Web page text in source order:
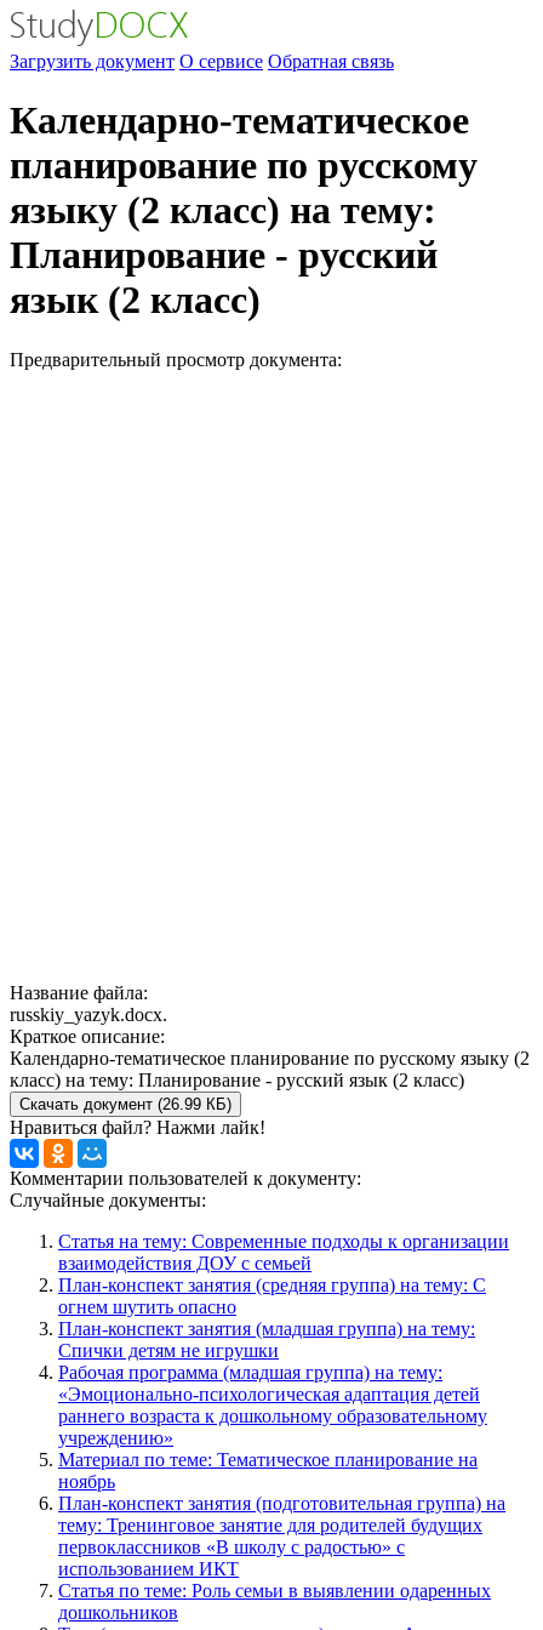
Загрузить документ О сервисе Обратная связь
Календарно-тематическое
планирование по русскому
языку (2 класс) на тему:
Планирование - русский
язык (2 класс)
Предварительный просмотр документа:
Название файла:
russkiy_yazyk.docx.
Краткое описание:
Календарно-тематическое планирование по русскому языку (2
класс) на тему: Планирование - русский язык (2 класс)
Скачать документ (26.99 КБ)
Нравиться файл? Нажми лайк!
Комментарии пользователей к документу:
Случайные документы:
Статья на тему: Современные подходы к организации
взаимодействия ДОУ с семьей
План-конспект занятия (средняя группа) на тему: С
огнем шутить опасно
План-конспект занятия (младшая группа) на тему:
Спички детям не игрушки
Рабочая программа (младшая группа) на тему:
«Эмоционально-психологическая адаптация детей
раннего возраста к дошкольному образовательному
учреждению»
Материал по теме: Тематическое планирование на
ноябрь
План-конспект занятия (подготовительная группа) на
тему: Тренинговое занятие для родителей будущих
первоклассников «В школу с радостью» с
использованием ИКТ
Статья по теме: Роль семьи в выявлении одаренных
дошкольников